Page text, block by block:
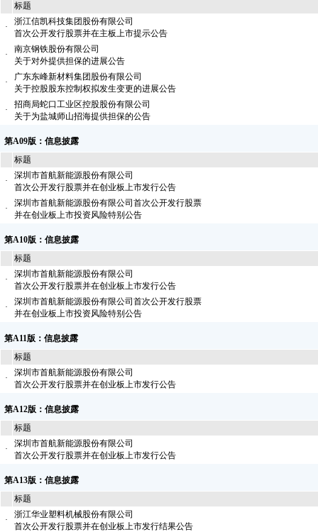
标题
·
浙江信凯科技集团股份有限公司
首次公开发行股票并在主板上市提示公告
·
南京钢铁股份有限公司
关于对外提供担保的进展公告
·
广东东峰新材料集团股份有限公司
关于控股股东控制权拟发生变更的进展公告
·
招商局蛇口工业区控股股份有限公司
关于为盐城师山招海提供担保的公告
第A09版：信息披露
标题
·
深圳市首航新能源股份有限公司
首次公开发行股票并在创业板上市发行公告
·
深圳市首航新能源股份有限公司首次公开发行股票
并在创业板上市投资风险特别公告
第A10版：信息披露
标题
·
深圳市首航新能源股份有限公司
首次公开发行股票并在创业板上市发行公告
·
深圳市首航新能源股份有限公司首次公开发行股票
并在创业板上市投资风险特别公告
第A11版：信息披露
标题
·
深圳市首航新能源股份有限公司
首次公开发行股票并在创业板上市发行公告
第A12版：信息披露
标题
·
深圳市首航新能源股份有限公司
首次公开发行股票并在创业板上市发行公告
第A13版：信息披露
标题
·
浙江华业塑料机械股份有限公司
首次公开发行股票并在创业板上市发行结果公告